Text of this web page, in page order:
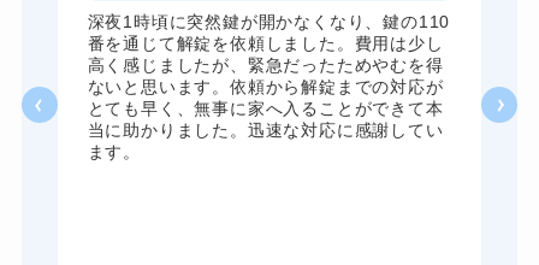
深夜1時頃に突然鍵が開かなくなり、鍵の110
番を通じて解錠を依頼しました。費用は少し
高く感じましたが、緊急だったためやむを得
ないと思います。依頼から解錠までの対応が
とても早く、無事に家へ入ることができて本
当に助かりました。迅速な対応に感謝してい
ます。